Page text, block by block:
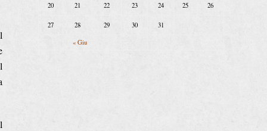
« Giu
20 21 22 23 24 25 26
27 28 29 30 31